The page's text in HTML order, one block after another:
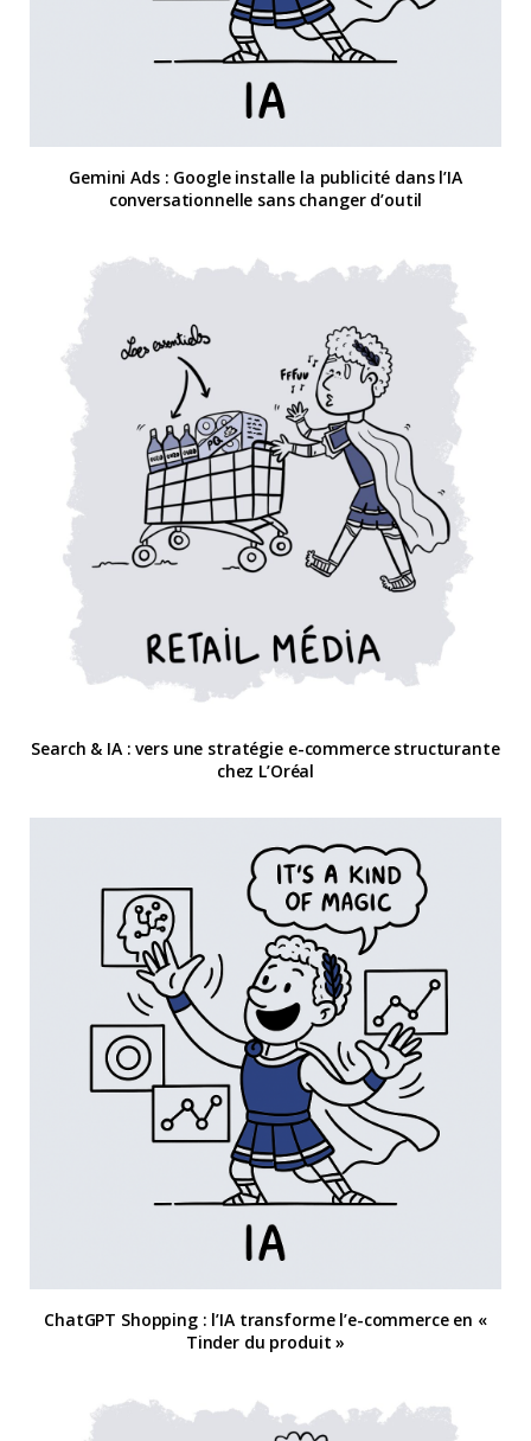
Gemini Ads : Google installe la publicité dans l’IA
conversationnelle sans changer d’outil
Search & IA : vers une stratégie e-commerce structurante
chez L’Oréal
ChatGPT Shopping : l’IA transforme l’e-commerce en «
Tinder du produit »